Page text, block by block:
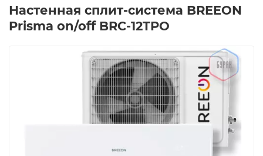
Настенная сплит-система BREEON
Prisma on/off BRC-12TPO